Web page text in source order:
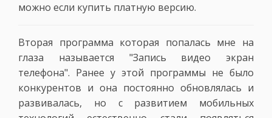
можно если купить платную версию.
Вторая программа которая попалась мне на
глаза называется "Запись видео экран
телефона". Ранее у этой программы не было
конкурентов и она постоянно обновлялась и
развивалась, но с развитием мобильных